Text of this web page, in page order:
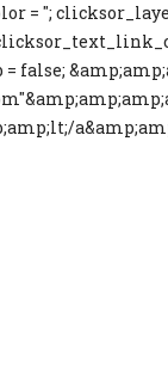
= '';
false;